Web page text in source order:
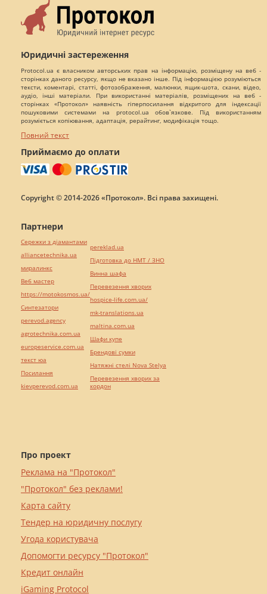
Юридичні застереження
Protocol.ua є власником авторських прав на інформацію, розміщену на веб -
сторінках даного ресурсу, якщо не вказано інше. Під інформацією розуміються
тексти, коментарі, статті, фотозображення, малюнки, ящик-шота, скани, відео,
аудіо, інші матеріали. При використанні матеріалів, розміщених на веб -
сторінках «Протокол» наявність гіперпосилання відкритого для індексації
пошуковими системами на protocol.ua обов`язкове. Під використанням
розуміється копіювання, адаптація, рерайтинг, модифікація тощо.
Повний текст
Приймаємо до оплати
Copyright © 2014-2026 «Протокол». Всі права захищені.
Про проект
Реклама на "Протокол"
"Протокол" без реклами!
Карта сайту
Тендер на юридичну послугу
Угода користувача
Допомогти ресурсу "Протокол"
Кредит онлайн
iGaming Protocol
Партнери
Сережки з діамантами
alliancetechnika.ua
миралинкс
Веб мастер
https://motokosmos.ua/
Синтезатори
perevod.agency
agrotechnika.com.ua
europeservice.com.ua
текст юа
Посилання
kievperevod.com.ua
pereklad.ua
Підготовка до НМТ / ЗНО
Винна шафа
Перевезення хворих
hospice-life.com.ua/
mk-translations.ua
maltina.com.ua
Шафи купе
Брендові сумки
Натяжні стелі Nova Stelya
Перевезення хворих за
кордон